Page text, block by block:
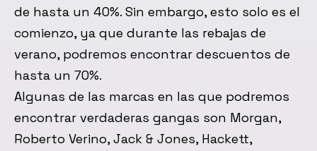
de hasta un 40%. Sin embargo, esto solo es el
comienzo, ya que durante las rebajas de
verano, podremos encontrar descuentos de
hasta un 70%.
Algunas de las marcas en las que podremos
encontrar verdaderas gangas son Morgan,
Roberto Verino, Jack & Jones, Hackett,